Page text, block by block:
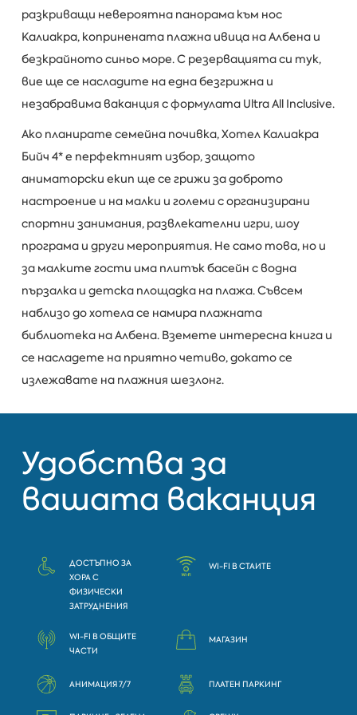
разкриващи невероятна панорама към нос
Калиакра, копринената плажна ивица на Албена и
безкрайното синьо море. С резервацията си тук,
вие ще се насладите на една безгрижна и
незабравима ваканция с формулата Ultra All Inclusive.
Ако планирате семейна почивка, Хотел Калиакра
Бийч 4* е перфектният избор, защото
аниматорски екип ще се грижи за доброто
настроение и на малки и големи с организирани
спортни занимания, развлекателни игри, шоу
програма и други мероприятия. Не само това, но и
за малките гости има плитък басейн с водна
пързалка и детска площадка на плажа. Съвсем
наблизо до хотела се намира плажната
библиотека на Албена. Вземете интересна книга и
се насладете на приятно четиво, докато се
излежавате на плажния шезлонг.
Удобства за
вашата ваканция
ДОСТЪПНО ЗА
ХОРА С
ФИЗИЧЕСКИ
ЗАТРУДНЕНИЯ
WI-FI В СТАИТЕ
WI-FI В ОБЩИТЕ
ЧАСТИ
МАГАЗИН
АНИМАЦИЯ 7/7 ПЛАТЕН ПАРКИНГ